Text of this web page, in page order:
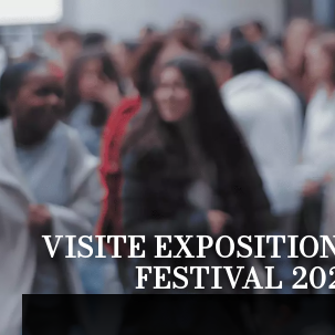
VISITE
FESTIVAL